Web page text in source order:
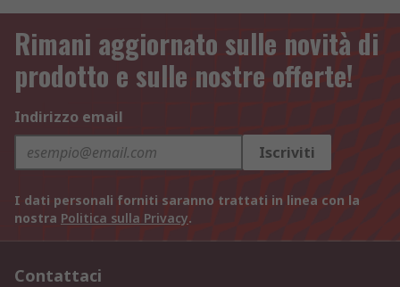
Rimani aggiornato sulle novità di
prodotto e sulle nostre offerte!
Indirizzo email
Iscriviti
I dati personali forniti saranno trattati in linea con la
nostra Politica sulla Privacy.
Contattaci